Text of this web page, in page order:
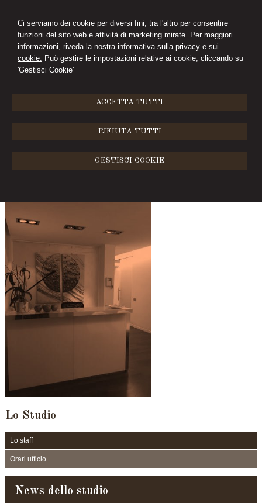
Ci serviamo dei cookie per diversi fini, tra l'altro per consentire
funzioni del sito web e attività di marketing mirate. Per maggiori
informazioni, riveda la nostra informativa sulla privacy e sui
cookie. Può gestire le impostazioni relative ai cookie, cliccando su
'Gestisci Cookie'
ACCETTA TUTTI
RIFIUTA TUTTI
GESTISCI COOKIE
Lo Studio
Lo staff
Orari ufficio
News dello studio